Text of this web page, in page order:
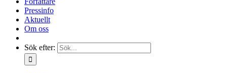
Pressinfo
Aktuellt
Om oss
Sök efter: